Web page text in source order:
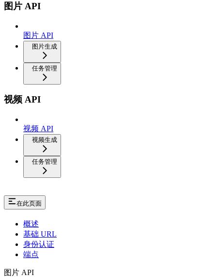
图片 API
图片 API
图片生成
任务管理
视频 API
视频 API
视频生成
任务管理
在此页面
概述
基础 URL
身份认证
端点
图片 API